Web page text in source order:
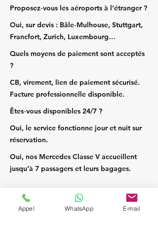
Proposez‑vous les aéroports à l’étranger ?
Oui, sur devis : Bâle‑Mulhouse, Stuttgart,
Francfort, Zurich, Luxembourg…
Quels moyens de paiement sont acceptés
?
CB, virement, lien de paiement sécurisé.
Facture professionnelle disponible.
Êtes‑vous disponibles 24/7 ?
Oui, le service fonctionne jour et nuit sur
réservation.
Oui, nos Mercedes Classe V accueillent
jusqu’à 7 passagers et leurs bagages.
Appel WhatsApp E-mail